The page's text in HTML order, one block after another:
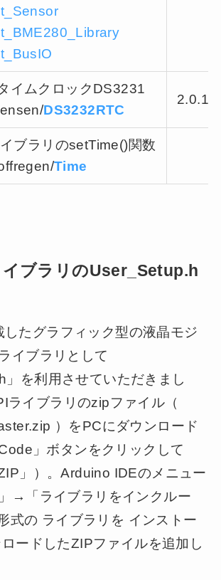
イムクロックDS3231
DS3232RTC
2.0.1
ブラリのsetTime()関数
Time
ブラリのUser_Setup.h
たグラフィック型の液晶モジ
イブラリとして
」を利用させていただきまし
ライブラリのzipファイル（
）をPCにダウンロード
」ボタンをクリックして
」）。Arduino IDEのメニュー
→「ライブラリをインクルー
式の ライブラリを インストー
ードしたZIPファイルを追加し